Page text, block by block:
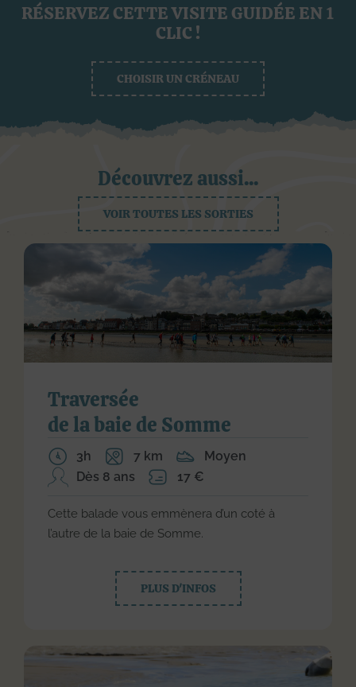
CHOISIR UN CRÉNEAU
RÉSERVEZ CETTE VISITE GUIDÉE EN 1
CLIC !
Découvrez aussi...
VOIR TOUTES LES SORTIES
Traversée
de la baie de Somme
3h 7 km
Moyen
Dès 8 ans
17 €
Cette balade vous emmènera d’un coté à
l’autre de la baie de Somme.
PLUS D'INFOS